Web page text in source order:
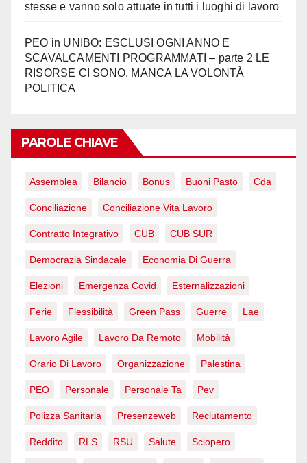
stesse e vanno solo attuate in tutti i luoghi di lavoro
PEO in UNIBO: ESCLUSI OGNI ANNO E
SCAVALCAMENTI PROGRAMMATI – parte 2 LE
RISORSE CI SONO. MANCA LA VOLONTÀ
POLITICA
PAROLE CHIAVE
Assemblea Bilancio Bonus Buoni Pasto Cda
Conciliazione Conciliazione Vita Lavoro
Contratto Integrativo CUB CUB SUR
Democrazia Sindacale Economia Di Guerra
Elezioni Emergenza Covid Esternalizzazioni
Ferie Flessibilità Green Pass Guerre Lae
Lavoro Agile Lavoro Da Remoto Mobilità
Orario Di Lavoro Organizzazione Palestina
PEO Personale Personale Ta Pev
Polizza Sanitaria Presenzeweb Reclutamento
Reddito RLS RSU Salute Sciopero